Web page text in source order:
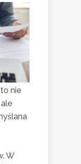
nie
W